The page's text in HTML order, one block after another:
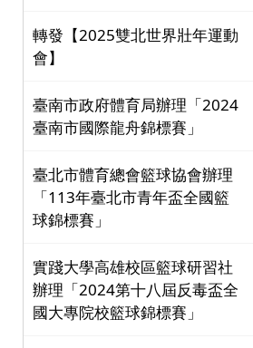
轉發【2025雙北世界壯年運動
會】
臺南市政府體育局辦理「2024
臺南市國際龍舟錦標賽」
臺北市體育總會籃球協會辦理
「113年臺北市青年盃全國籃
球錦標賽」
實踐大學高雄校區籃球研習社
辦理「2024第十八屆反毒盃全
國大專院校籃球錦標賽」